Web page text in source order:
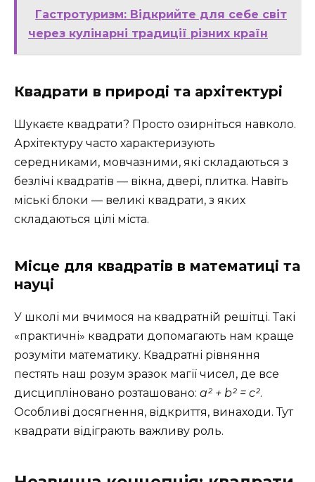
Гастротуризм: Відкрийте для себе світ
через кулінарні традиції різних країн
Квадрати в природі та архітектурі
Шукаєте квадрати? Просто озирніться навколо.
Архітектуру часто характеризують
середниками, мовчазними, які складаються з
безлічі квадратів — вікна, двері, плитка. Навіть
міські блоки — великі квадрати, з яких
складаються цілі міста.
Місце для квадратів в математиці та
науці
У школі ми вчимося на квадратній решітці. Такі
«практичні» квадрати допомагають нам краще
розуміти математику. Квадратні рівняння
пестять наш розум зразок магії чисел, де все
дисципліновано розташовано: a² + b² = c².
Особливі досягнення, відкриття, винаходи. Тут
квадрати відіграють важливу роль.